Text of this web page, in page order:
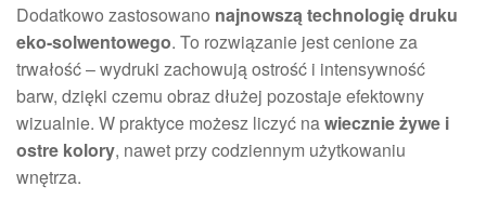
Dodatkowo zastosowano najnowszą technologię druku
eko-solwentowego. To rozwiązanie jest cenione za
trwałość – wydruki zachowują ostrość i intensywność
barw, dzięki czemu obraz dłużej pozostaje efektowny
wizualnie. W praktyce możesz liczyć nawiecznie żywe i
ostre kolory, nawet przy codziennym użytkowaniu
wnętrza.